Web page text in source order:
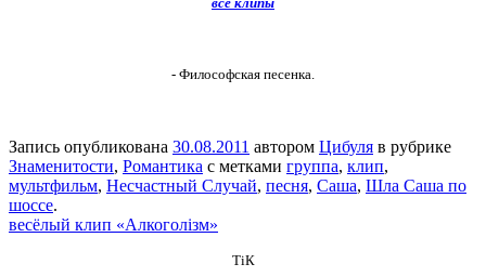
- Философская песенка.
Запись опубликована 30.08.2011 автором Цибуля в рубрике
Знаменитости, Романтика с метками группа, клип,
мультфильм, Несчастный Случай, песня, Саша, Шла Саша по
шоссе.
весёлый клип «Алкоголiзм»
ТіК